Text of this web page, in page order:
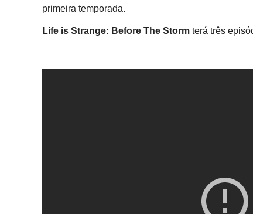
primeira temporada.
Life is Strange: Before The Storm terá três